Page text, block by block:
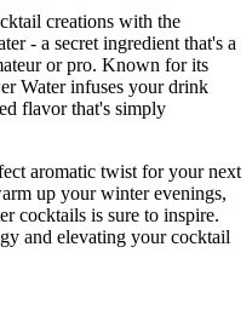
creations with the
- a secret ingredient that's a
or pro. Known for its
Water infuses your drink
flavor that's simply
aromatic twist for your next
up your winter evenings,
cocktails is sure to inspire.
and elevating your cocktail